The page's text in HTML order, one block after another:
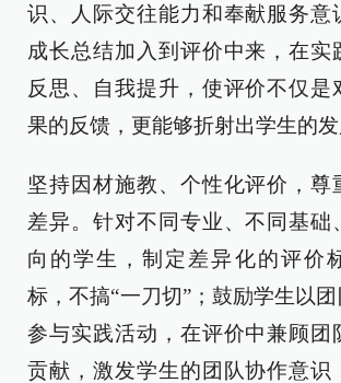
识、人际交往能力和奉献服务意
成长总结加入到评价中来，在实
反思、自我提升，使评价不仅是
果的反馈，更能够折射出学生的发
坚持因材施教、个性化评价，尊
差异。针对不同专业、不同基础
向的学生，制定差异化的评价
标，不搞“一刀切”；鼓励学生以
参与实践活动，在评价中兼顾团
贡献，激发学生的团队协作意识